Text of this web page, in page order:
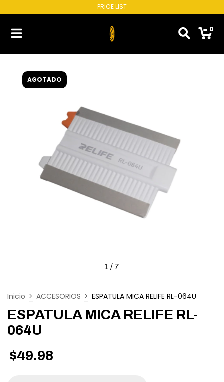
PRICE LIST
0
AGOTADO
1 / 7
Inicio > ACCESORIOS > ESPATULA MICA RELIFE RL-064U
ESPATULA MICA RELIFE RL-
064U
$49.98